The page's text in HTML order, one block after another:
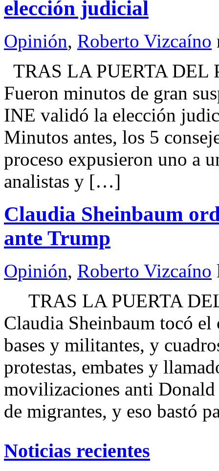
elección judicial
Opinión, Roberto Vizcaíno
TRAS LA PUERTA
Fueron minutos de gran
INE validó la elección
Minutos antes, los 5
proceso expusieron uno a
analistas y […]
Claudia Sheinbaum
ante Trump
Opinión, Roberto Vizcaíno
TRAS LA PUERTA
Claudia Sheinbaum tocó
bases y militantes, y
protestas, embates y
movilizaciones anti Donald
de migrantes, y eso bastó
Noticias recientes